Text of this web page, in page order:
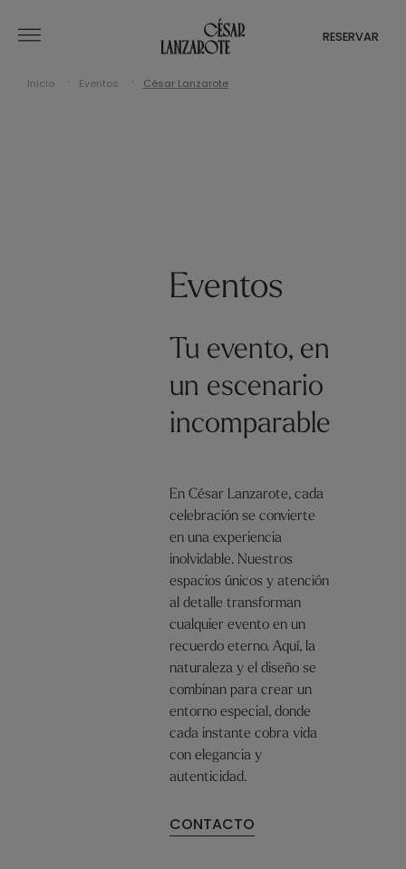
RESERVAR
Inicio Eventos César Lanzarote
Eventos
Tu evento, en
un escenario
incomparable
En César Lanzarote, cada
celebración se convierte
en una experiencia
inolvidable. Nuestros
espacios únicos y atención
al detalle transforman
cualquier evento en un
recuerdo eterno. Aquí, la
naturaleza y el diseño se
combinan para crear un
entorno especial, donde
cada instante cobra vida
con elegancia y
autenticidad.
CONTACTO